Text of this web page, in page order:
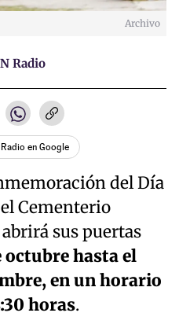
Archivo
Radio
en Google
del Día
Cementerio
sus puertas
octubre hasta el
en un horario
horas.